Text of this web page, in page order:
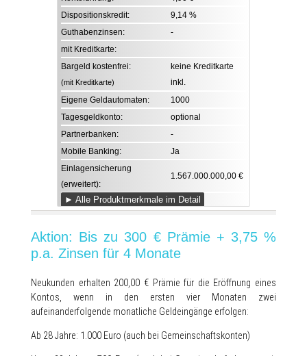
Dispositionskredit:
9,14 %
Guthabenzinsen:
-
mit Kreditkarte:
Bargeld kostenfrei:
(mit Kreditkarte)
keine Kreditkarte
inkl.
Eigene Geldautomaten:
1000
Tagesgeldkonto:
optional
Partnerbanken:
-
Mobile Banking:
Ja
Einlagensicherung
(erweitert):
1.567.000.000,00 €
► Alle Produktmerkmale im Detail
Aktion: Bis zu 300 € Prämie + 3,75 %
p.a. Zinsen für 4 Monate
Neukunden erhalten 200,00 € Prämie für die Eröffnung eines
Kontos, wenn in den ersten vier Monaten zwei
aufeinanderfolgende monatliche Geldeingänge erfolgen:
Ab 28 Jahre: 1.000 Euro (auch bei Gemeinschaftskonten)